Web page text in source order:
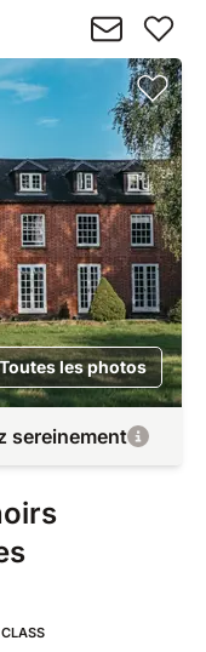
Toutes les photos
sereinement